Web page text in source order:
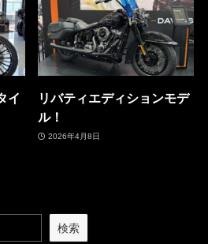
イ
リバティエディションモデ
ル！
2026年4月8日
検索